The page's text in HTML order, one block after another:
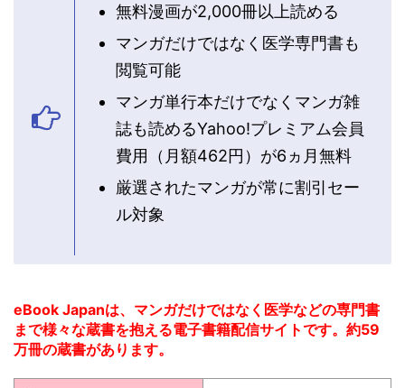
無料漫画が2,000冊以上読める
マンガだけではなく医学専門書も
閲覧可能
マンガ単行本だけでなくマンガ雑
誌も読めるYahoo!プレミアム会員
費用（月額462円）が6ヵ月無料
厳選されたマンガが常に割引セー
ル対象
eBook Japanは、マンガだけではなく医学などの専門書
まで様々な蔵書を抱える電子書籍配信サイトです。約59
万冊の蔵書があります。